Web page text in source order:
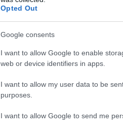
Opted Out
Google consents
I want to allow Google to enable
web or device identifiers in apps.
I want to allow my user data to be
purposes.
I want to allow Google to send me
Αμαλία
με τα
Δεν χρειάζονται
που πλέον
βγάζει τα